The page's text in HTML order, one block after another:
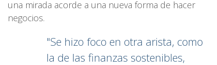
una mirada acorde a una nueva forma de hacer
negocios.
"Se hizo foco en otra arista, como
la de las finanzas sostenibles,